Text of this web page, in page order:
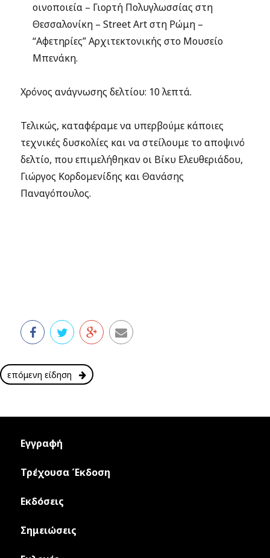
οινοποιεία – Γιορτή Πολυγλωσσίας στη
Θεσσαλονίκη – Street Art στη Ρώμη –
“Αφετηρίες” Αρχιτεκτονικής στο Μουσείο
Μπενάκη.
Χρόνος ανάγνωσης δελτίου: 10 λεπτά.
Τελικώς, καταφέραμε να υπερβούμε κάποιες
τεχνικές δυσκολίες και να στείλουμε το αποψινό
δελτίο, που επιμελήθηκαν οι Βίκυ Ελευθεριάδου,
Γιώργος Κορδομενίδης και Θανάσης
Παναγόπουλος.
επόμενη είδηση
Εγγραφή
Τρέχουσα Έκδοση
Εκδόσεις
Σημειώσεις